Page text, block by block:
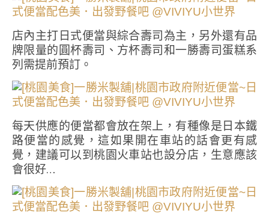
店內主打日式便當與綜合壽司為主，另外還有品
牌限量的圓杯壽司、方杯壽司和一勝壽司蛋糕系
列需提前預訂。
每天供應的便當都會放在架上，有種像是日本鐵
路便當的感覺，這如果開在車站的話會更有感
覺，建議可以到桃園火車站也設分店，生意應該
會很好…